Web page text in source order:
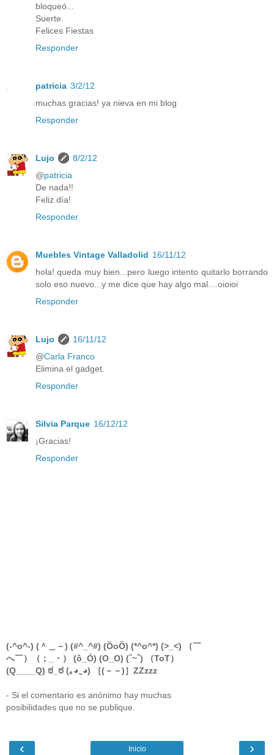
bloqueó...
Suerte.
Felices Fiestas
Responder
patricia 3/2/12
muchas gracias! ya nieva en mi blog
Responder
Lujo
8/2/12
@patricia
De nada!!
Feliz día!
Responder
Muebles Vintage Valladolid 16/11/12
hola! queda muy bien...pero luego intento quitarlo borrando
solo eso nuevo...y me dice que hay algo mal....oioioi
Responder
Lujo
16/11/12
@Carla Franco
Elimina el gadget.
Responder
Silvia Parque 16/12/12
¡Gracias!
Responder
(-^o^-) (＾＿－) (#^_^#) (ÖoÖ) (*^o^*) (>_<) （￣
へ￣）（；_・） (ô_Ó) (O_O) (ˇ~ˇ) （ToT）
(Q____Q) ಠ_ಠ (｡◕‿◕) ［(－－)］ZZzzz
- Si el comentario es anónimo hay muchas
posibilidades que no se publique.
‹ ›
Inicio